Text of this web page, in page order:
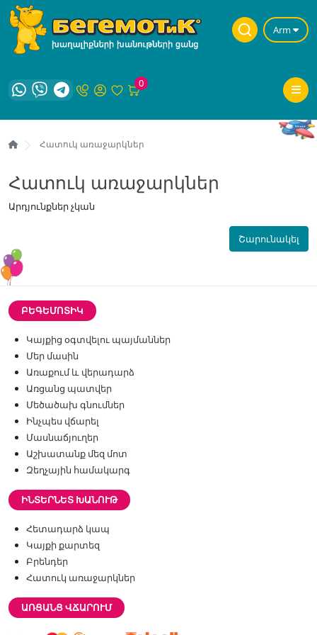
Arm
0
Հատուկ առաջարկներ
Հատուկ առաջարկներ
Արդյունքներ չկան
Շարունակել
ԲԵԳԵՄՈՏԻԿ
Կայքից օգտվելու պայմաններ
Մեր մասին
Առաքում և վերադարձ
Առցանց պատվեր
Մեծածախ գնումներ
Ինչպես վճարել
Մասնաճյուղեր
Աշխատանք մեզ մոտ
Զեղչային համակարգ
ԻՆՏԵՐՆԵՏ ԽԱՆՈՒԹ
Հետադարձ կապ
Կայքի քարտեզ
Բրենդեր
Հատուկ առաջարկներ
ԱՌՑԱՆՑ ՎՃԱՐՈՒՄ